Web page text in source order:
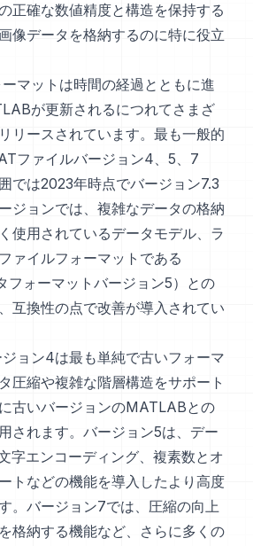
正確な数値精度と構造を保持する
像データを格納するのに特に役立
マットは時間の経過とともに進
が更新されるにつれてさまざ
リースされています。最も一般的
ファイルバージョン4、5、7
では2023年時点でバージョン7.3
ジョンでは、複雑なデータの格納
使用されているデータモデル、ラ
ァイルフォーマットである
フォーマットバージョン5）との
互換性の点で改善が導入されてい
ョン4は最も単純で古いフォーマ
圧縮や複雑な階層構造をサポート
古いバージョンのMATLABとの
されます。バージョン5は、デー
字エンコーディング、複素数とオ
トなどの機能を導入したより高度
。バージョン7では、圧縮の向上
格納する機能など、さらに多くの